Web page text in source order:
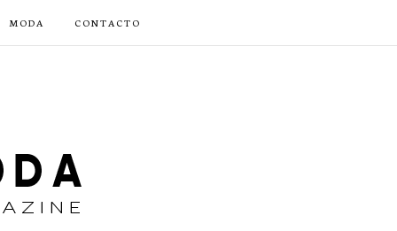
MODA CONTACTO